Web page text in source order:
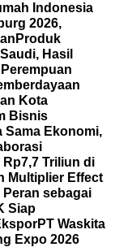
Indonesia
2026,
Produk
Hasil
Kota
Bisnis
Sama Ekonomi,
Triliun di
Multiplier Effect
sebagai
Siap
PT Waskita
Expo 2026